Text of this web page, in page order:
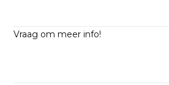
Vraag om meer info!